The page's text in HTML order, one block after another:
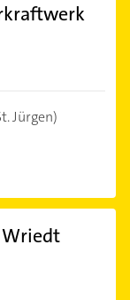
Jürgen)